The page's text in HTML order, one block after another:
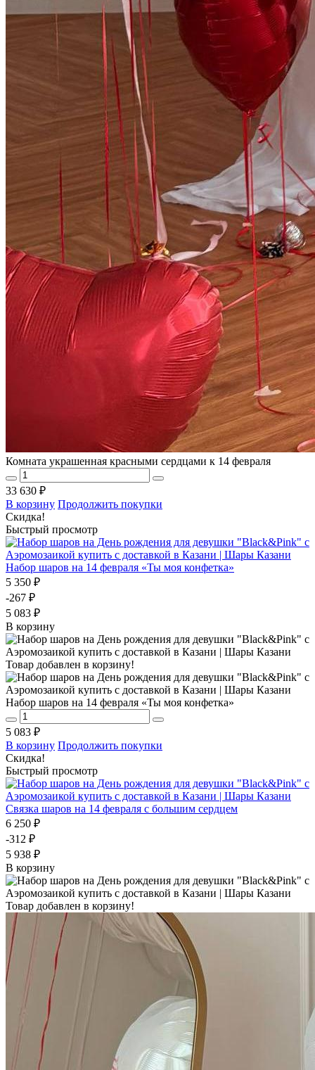
Комната украшенная красными сердцами к 14 февраля
33 630 ₽
В корзину Продолжить покупки
Скидка!
Быстрый просмотр
Набор шаров на 14 февраля «Ты моя конфетка»
5 350 ₽
-267 ₽
5 083 ₽
В корзину
Товар добавлен в корзину!
Набор шаров на 14 февраля «Ты моя конфетка»
5 083 ₽
В корзину Продолжить покупки
Скидка!
Быстрый просмотр
Связка шаров на 14 февраля с большим сердцем
6 250 ₽
-312 ₽
5 938 ₽
В корзину
Товар добавлен в корзину!